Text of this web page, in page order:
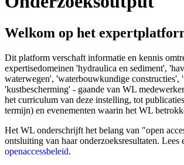
Welkom op het
Dit platform verschaft informatie en kennis
expertisedomeinen 'hydraulica en sediment',
waterwegen', 'waterbouwkundige constructies',
'kustbescherming' - gaande van WL
het curriculum van deze instelling, tot
termijn) en evenementen waarin het WL
Het WL onderschrijft het belang van "open
ontsluiting van haar onderzoeksresultaten. Lees
openaccessbeleid.